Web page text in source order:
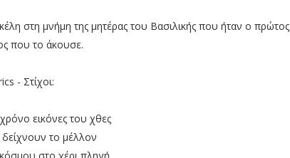
στη μνήμη της μητέρας του Βασιλικής που ήταν ο πρώτος
που το άκουσε.
- Στίχοι:
εικόνες του χθες
το μέλλον